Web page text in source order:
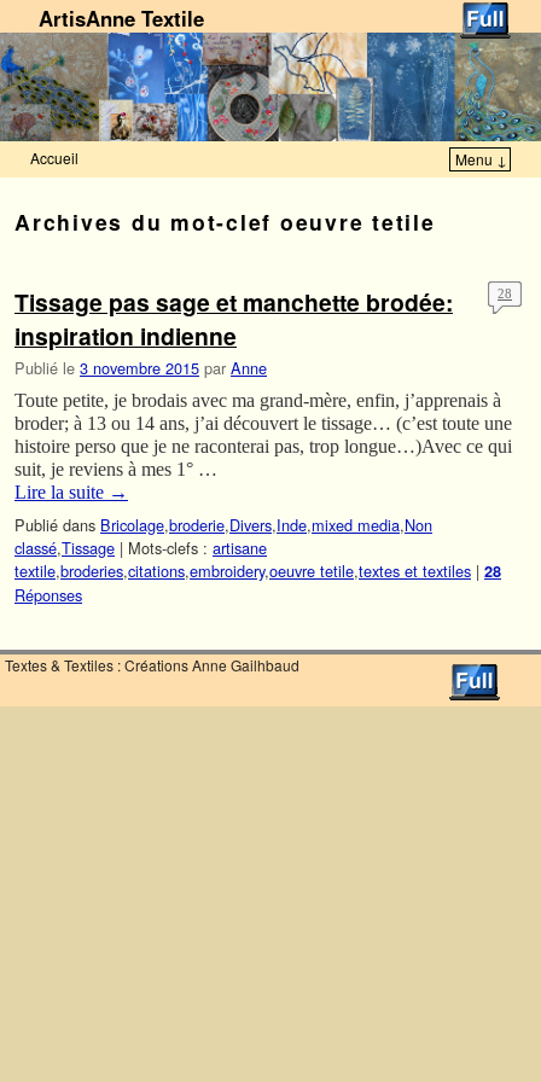
ArtisAnne Textile
Accueil Menu ↓
Archives du mot-clef oeuvre tetile
Tissage pas sage et manchette brodée:
inspiration indienne
Publié le 3 novembre 2015 par Anne
28
Toute petite, je brodais avec ma grand-mère, enfin, j’apprenais à
broder; à 13 ou 14 ans, j’ai découvert le tissage… (c’est toute une
histoire perso que je ne raconterai pas, trop longue…)Avec ce qui
suit, je reviens à mes 1° …
Lire la suite →
Publié dans Bricolage,broderie,Divers,Inde,mixed media,Non
classé,Tissage | Mots-clefs : artisane
textile,broderies,citations,embroidery,oeuvre tetile,textes et textiles | 28
Réponses
Textes & Textiles : Créations Anne Gailhbaud